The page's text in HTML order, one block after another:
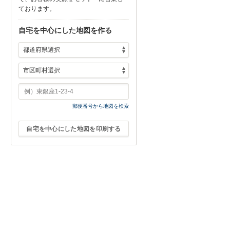
ております。
自宅を中心にした地図を作る
郵便番号から地図を検索
自宅を中心にした地図を印刷する